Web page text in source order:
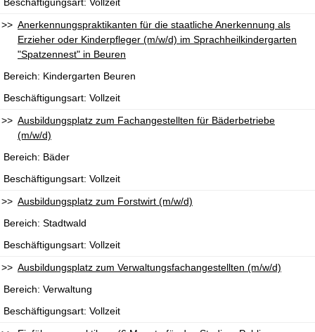
Anerkennungspraktikanten für die staatliche Anerkennung als
Erzieher oder Kinderpfleger (m/w/d) im Sprachheilkindergarten
"Spatzennest" in Beuren
Kindergarten Beuren
Vollzeit
Ausbildungsplatz zum Fachangestellten für Bäderbetriebe
(m/w/d)
Bäder
Vollzeit
Ausbildungsplatz zum Forstwirt (m/w/d)
Stadtwald
Vollzeit
Ausbildungsplatz zum Verwaltungsfachangestellten (m/w/d)
Verwaltung
Vollzeit